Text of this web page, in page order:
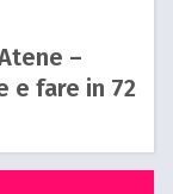
–
e fare in 72